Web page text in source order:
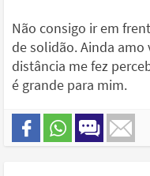
Não consigo ir em
de solidão. Ainda amo
distância me fez
é grande para mim.